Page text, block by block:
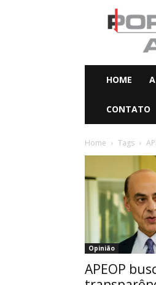
Portal
Apeop
HOME
CONTATO
Home Tags
Opinião
APEOP